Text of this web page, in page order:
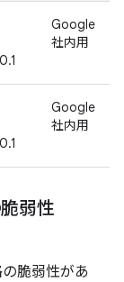
Google
社内用
Google
社内用
弱性
脆弱性があ